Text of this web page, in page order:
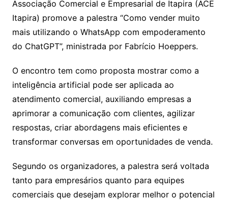
Associação Comercial e Empresarial de Itapira (ACE
Itapira) promove a palestra “Como vender muito
mais utilizando o WhatsApp com empoderamento
do ChatGPT”, ministrada por Fabrício Hoeppers.
O encontro tem como proposta mostrar como a
inteligência artificial pode ser aplicada ao
atendimento comercial, auxiliando empresas a
aprimorar a comunicação com clientes, agilizar
respostas, criar abordagens mais eficientes e
transformar conversas em oportunidades de venda.
Segundo os organizadores, a palestra será voltada
tanto para empresários quanto para equipes
comerciais que desejam explorar melhor o potencial